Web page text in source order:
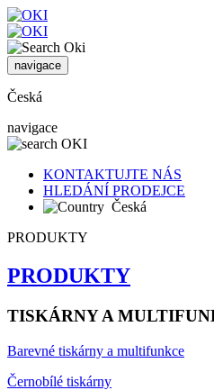
navigace
Česká
navigace
KONTAKTUJTE NÁS
HLEDÁNÍ PRODEJCE
Česká
PRODUKTY
PRODUKTY
TISKÁRNY A
Barevné tiskárny a multifunkce
Černobílé tiskárny